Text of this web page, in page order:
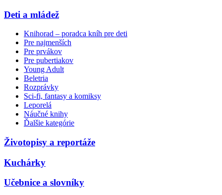
Deti a mládež
Knihorad – poradca kníh pre deti
Pre najmenších
Pre prvákov
Pre pubertiakov
Young Adult
Beletria
Rozprávky
Sci-fi, fantasy a komiksy
Leporelá
Náučné knihy
Ďalšie kategórie
Životopisy a reportáže
Kuchárky
Učebnice a slovníky